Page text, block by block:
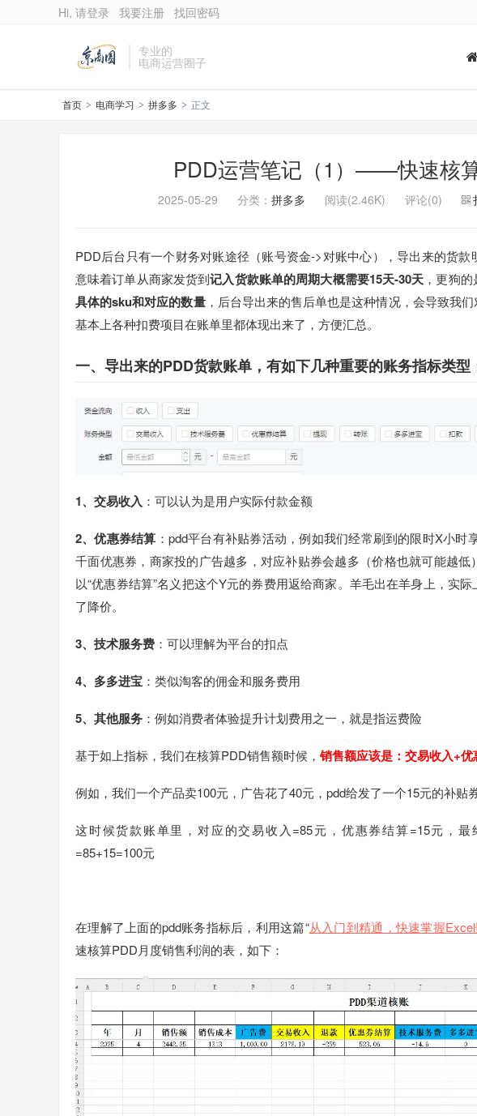
Hi, 请登录 我要注册 找回密码
专业的
电商运营圈子
首页 > 电商学习 > 拼多多 > 正文
PDD运营笔记（1）——快速核
2025-05-29 分类： 拼多多 阅读(2.46K) 评论(0)
PDD后台只有一个财务对账途径（账号资金->对账中心），导出来的货
意味着订单从商家发货到记入货款账单的周期大概需要15天-30天 ，更狗
具体的sku和对应的数量，后台导出来的售后单也是这种情况，会导致我
基本上各种扣费项目在账单里都体现出来了，方便汇总。
一、导出来的PDD货款账单，有如下几种重要的账务指标类型
1、交易收入 ：可以认为是用户实际付款金额
2、优惠券结算 ：pdd平台有补贴券活动，例如我们经常刷到的限时X小时
千面优惠券，商家投的广告越多，对应补贴券会越多（价格也就可能越
以“优惠券结算”名义把这个Y元的券费用返给商家。羊毛出在羊身上，实
了降价。
3、技术服务费 ：可以理解为平台的扣点
4、多多进宝 ：类似淘客的佣金和服务费用
5、其他服务 ：例如消费者体验提升计划费用之一，就是指运费险
基于如上指标，我们在核算PDD销售额时候，销售额应该是：交易收入+优
例如，我们一个产品卖100元，广告花了40元，pdd给发了一个15元的补贴
这时候货款账单里，对应的交易收入=85元，优惠券结算=15元，
=85+15=100元
在理解了上面的pdd账务指标后，利用这篇“从入门到精通，快速掌握Excel
速核算PDD月度销售利润的表，如下：